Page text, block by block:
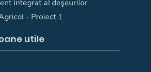
integrat al deşeurilor
- Proiect 1
utile